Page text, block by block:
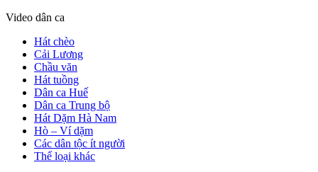
Video dân ca
Hát chèo
Cải Lương
Chầu văn
Hát tuồng
Dân ca Huế
Dân ca Trung bộ
Hát Dặm Hà Nam
Hò – Ví dặm
Các dân tộc ít người
Thể loại khác